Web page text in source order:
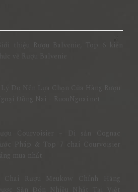
Giới thiệu Rượu Balvenie, Top 6 kiến
nước Pháp & Top 7 chai Courvoisier
đáng mua nhất